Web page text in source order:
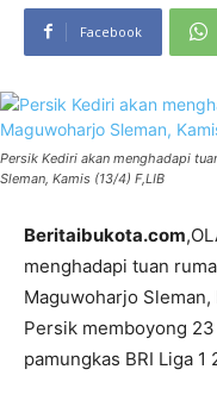
Facebook
Persik Kediri akan menghadapi
Sleman, Kamis (13/4) F,LIB
Beritaibukota.com
menghadapi tuan
Maguwoharjo
Persik memboyong
pamungkas BRI Liga 1